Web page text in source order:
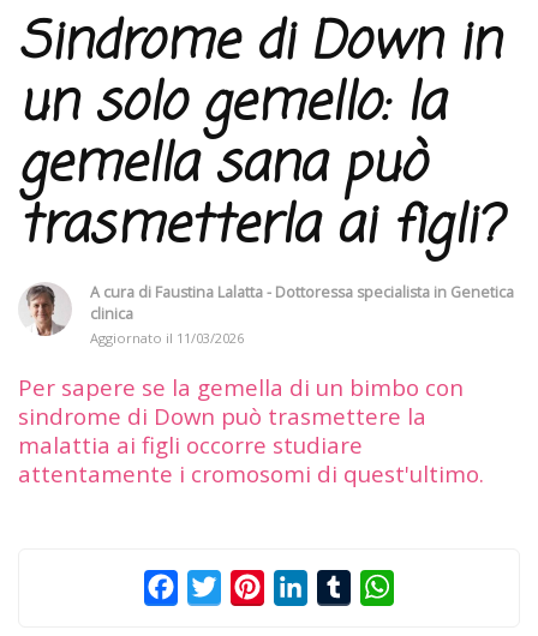
Sindrome di Down in
un solo gemello: la
gemella sana può
trasmetterla ai figli?
A cura di Faustina Lalatta - Dottoressa specialista in Genetica
clinica
Aggiornato il 11/03/2026
Per sapere se la gemella di un bimbo con
sindrome di Down può trasmettere la
malattia ai figli occorre studiare
attentamente i cromosomi di quest'ultimo.
FacebookTwitterPinterestLinkedInTumblr